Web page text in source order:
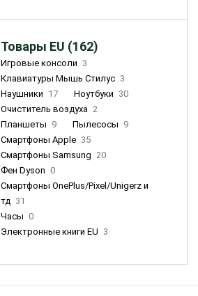
Товары EU (162)
Игровые консоли 3
Клавиатуры Мышь Стилус 3
Наушники 17 Ноутбуки 30
Очиститель воздуха 2
Планшеты 9 Пылесосы 9
Смартфоны Apple 35
Смартфоны Samsung 20
Фен Dyson 0
Смартфоны OnePlus/Pixel/Unigerz и
тд 31
Часы 0
Электронные книги EU 3